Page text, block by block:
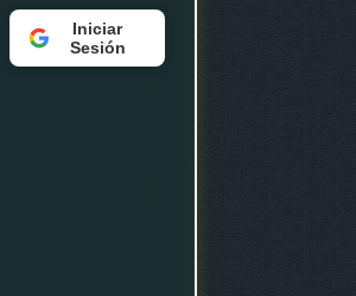
Iniciar
Sesión